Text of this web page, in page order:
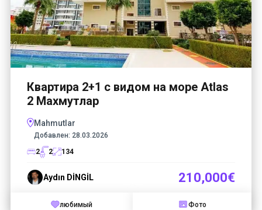
Квартира 2+1 с видом на море Atlas
2 Махмутлар
Mahmutlar
Добавлен: 28.03.2026
2
2 134
Aydın DİNGİL 210,000€
любимый Фото